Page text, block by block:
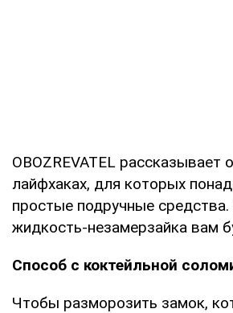
OBOZREVATEL рассказывает
лайфхаках, для которых
простые подручные
жидкость-незамерзайка вам
Способ с коктейльной
Чтобы разморозить замок,